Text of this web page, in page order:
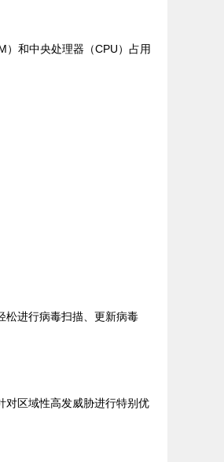
）和中央处理器（CPU）占用
松进行病毒扫描、更新病毒
对区域性高发威胁进行特别优